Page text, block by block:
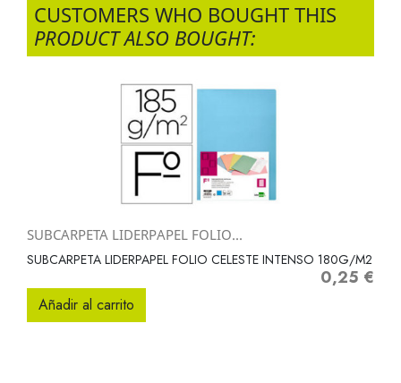
CUSTOMERS WHO BOUGHT THIS
PRODUCT ALSO BOUGHT:
SUBCARPETA LIDERPAPEL FOLIO...
SUBCARPETA LIDERPAPEL FOLIO CELESTE INTENSO 180G/M2
Precio
0,25 €
Añadir al carrito